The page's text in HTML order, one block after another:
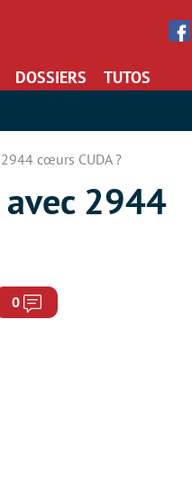
DOSSIERS TUTOS
cœurs CUDA ?
2944
0 Commentaires